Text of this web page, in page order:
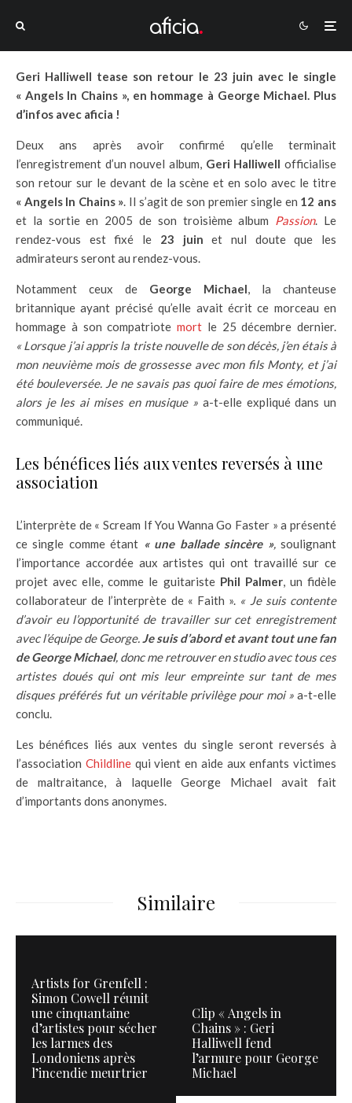
Geri Halliwell tease son retour le 23 juin avec le single
« Angels In Chains », en hommage à George Michael. Plus
d’infos avec aficia !
Deux ans après avoir confirmé qu’elle terminait
l’enregistrement d’un nouvel album, Geri Halliwell officialise
son retour sur le devant de la scène et en solo avec le titre
« Angels In Chains ». Il s’agit de son premier single en 12 ans
et la sortie en 2005 de son troisième album Passion. Le
rendez-vous est fixé le 23 juin et nul doute que les
admirateurs seront au rendez-vous.
Notamment ceux de George Michael, la chanteuse
britannique ayant précisé qu’elle avait écrit ce morceau en
hommage à son compatriote mort le 25 décembre dernier.
« Lorsque j’ai appris la triste nouvelle de son décès, j’en étais à
mon neuvième mois de grossesse avec mon fils Monty, et j’ai
été bouleversée. Je ne savais pas quoi faire de mes émotions,
alors je les ai mises en musique » a-t-elle expliqué dans un
communiqué.
Les bénéfices liés aux ventes reversés à une
association
L’interprète de « Scream If You Wanna Go Faster » a présenté
ce single comme étant « une ballade sincère »,soulignant
l’importance accordée aux artistes qui ont travaillé sur ce
projet avec elle, comme le guitariste Phil Palmer, un fidèle
collaborateur de l’interprète de « Faith ». « Je suis contente
d’avoir eu l’opportunité de travailler sur cet enregistrement
avec l’équipe de George.Je suis d’abord et avant tout une fan
de George Michael, donc me retrouver en studio avec tous ces
artistes doués qui ont mis leur empreinte sur tant de mes
disques préférés fut un véritable privilège pour moi »a-t-elle
conclu.
Les bénéfices liés aux ventes du single seront reversés à
l’association Childlinequi vient en aide aux enfants victimes
de maltraitance, à laquelle George Michael avait fait
d’importants dons anonymes.
Similaire
Artists for Grenfell :
Simon Cowell réunit
une cinquantaine
d’artistes pour sécher
les larmes des
Londoniens après
l’incendie meurtrier
Clip « Angels in
Chains » : Geri
Halliwell fend
l’armure pour George
Michael